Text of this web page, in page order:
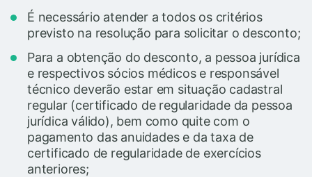
É necessário atender a todos os critérios
previsto na resolução para solicitar o desconto;
Para a obtenção do desconto, a pessoa jurídica
e respectivos sócios médicos e responsável
técnico deverão estar em situação cadastral
regular (certificado de regularidade da pessoa
jurídica válido), bem como quite com o
pagamento das anuidades e da taxa de
certificado de regularidade de exercícios
anteriores;